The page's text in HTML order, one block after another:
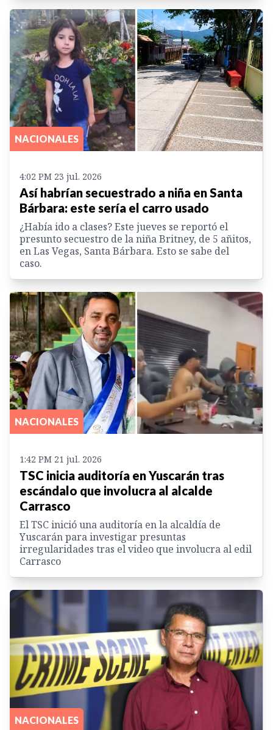
NACIONALES
4:02 PM 23 jul. 2026
Así habrían secuestrado a niña en Santa
Bárbara: este sería el carro usado
¿Había ido a clases? Este jueves se reportó el
presunto secuestro de la niña Britney, de 5 añitos,
en Las Vegas, Santa Bárbara. Esto se sabe del
caso.
NACIONALES
1:42 PM 21 jul. 2026
TSC inicia auditoría en Yuscarán tras
escándalo que involucra al alcalde
Carrasco
El TSC inició una auditoría en la alcaldía de
Yuscarán para investigar presuntas
irregularidades tras el video que involucra al edil
Carrasco
NACIONALES